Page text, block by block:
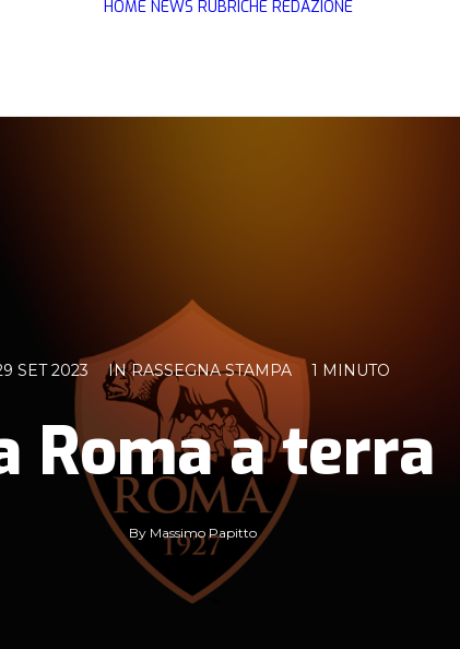
HOME NEWS RUBRICHE REDAZIONE
SET 2023 INRASSEGNA STAMPA 1 MINUTO
Roma a terra
By Massimo Papitto